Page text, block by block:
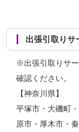
出張引取り
※出張引取りサ
確認ください。
【神奈川県】
平塚市・大磯町
原市・厚木市・